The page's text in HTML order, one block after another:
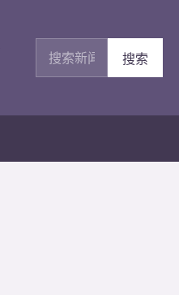
搜索新闻
搜索